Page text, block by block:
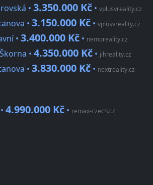
• 3.350.000 Kč • vplusvreality.cz
• 3.150.000 Kč • vplusvreality.cz
• 3.400.000 Kč • nemoreality.cz
• 4.350.000 Kč • jihreality.cz
• 3.830.000 Kč • nextreality.cz
4.990.000 Kč • remax-czech.cz